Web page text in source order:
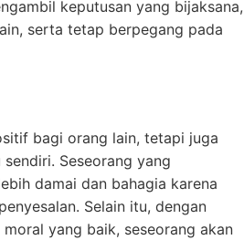
keputusan yang bijaksana,
serta tetap berpegang pada
bagi orang lain, tetapi juga
Seseorang yang
damai dan bahagia karena
Selain itu, dengan
yang baik, seseorang akan